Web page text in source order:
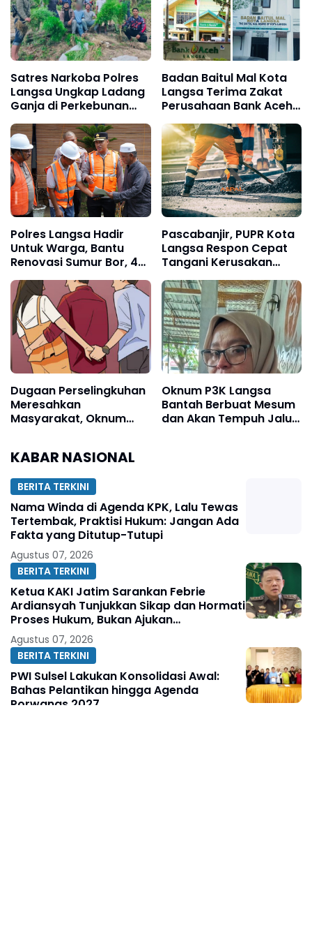
Satres Narkoba Polres
Langsa Ungkap Ladang
Ganja di Perkebunan
Sawit
Badan Baitul Mal Kota
Langsa Terima Zakat
Perusahaan Bank Aceh
Syariah Cabang Rp. 400
Juta
Polres Langsa Hadir
Untuk Warga, Bantu
Renovasi Sumur Bor, 40
Titik Air Bersih
Pascabanjir, PUPR Kota
Langsa Respon Cepat
Tangani Kerusakan
Jalan Seputaran Kota
Langsa
Dugaan Perselingkuhan
Meresahkan
Masyarakat, Oknum
Oknum P3K Langsa
Bantah Berbuat Mesum
dan Akan Tempuh Jalur
KABAR NASIONAL
BERITA TERKINI
Nama Winda di Agenda KPK, Lalu Tewas
Tertembak, Praktisi Hukum: Jangan Ada
Fakta yang Ditutup-Tutupi
Agustus 07, 2026
BERITA TERKINI
Ketua KAKI Jatim Sarankan Febrie
Ardiansyah Tunjukkan Sikap dan Hormati
Proses Hukum, Bukan Ajukan
Praperadilan
Agustus 07, 2026
BERITA TERKINI
PWI Sulsel Lakukan Konsolidasi Awal:
Bahas Pelantikan hingga Agenda
Porwanas 2027